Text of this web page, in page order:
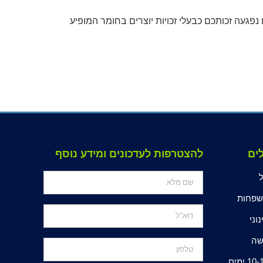
זכותכם כבעלי זכויות יוצרים בחומר המופיע
להצטרפות לעדכונים ומידע נוסף